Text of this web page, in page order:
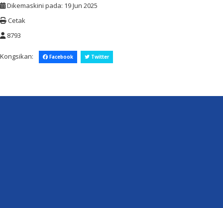
Dikemaskini pada: 19 Jun 2025
Cetak
8793
Kongsikan: Facebook Twitter